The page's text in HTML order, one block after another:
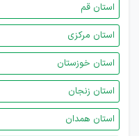
استان قم
استان مرکزی
استان خوزستان
استان زنجان
استان همدان